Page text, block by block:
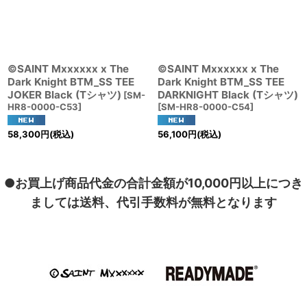
©SAINT Mxxxxxx x The
Dark Knight BTM_SS TEE
JOKER Black (Tシャツ) [SM-
HR8-0000-C53]
58,300円(税込)
©SAINT Mxxxxxx x The
Dark Knight BTM_SS TEE
DARKNIGHT Black (Tシャツ)
[SM-HR8-0000-C54]
56,100円(税込)
●お買上げ商品代金の合計金額が10,000円以上につき
ましては送料、代引手数料が無料となります